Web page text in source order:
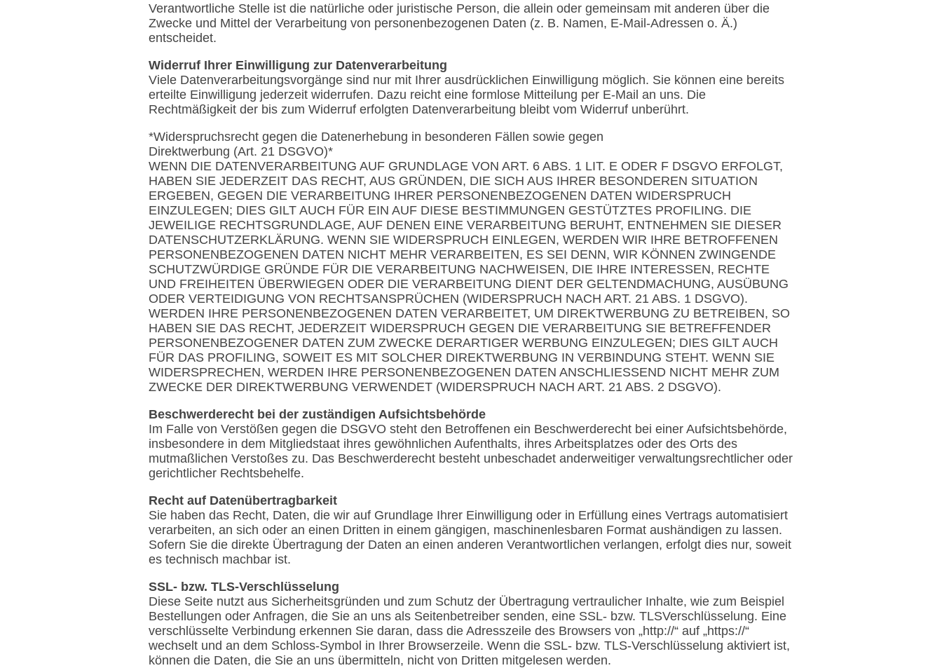
Verantwortliche Stelle ist die natürliche oder juristische Person, die allein oder gemeinsam mit anderen über die
Zwecke und Mittel der Verarbeitung von personenbezogenen Daten (z. B. Namen, E-Mail-Adressen o. Ä.)
entscheidet.
Widerruf Ihrer Einwilligung zur Datenverarbeitung
Viele Datenverarbeitungsvorgänge sind nur mit Ihrer ausdrücklichen Einwilligung möglich. Sie können eine bereits
erteilte Einwilligung jederzeit widerrufen. Dazu reicht eine formlose Mitteilung per E-Mail an uns. Die
Rechtmäßigkeit der bis zum Widerruf erfolgten Datenverarbeitung bleibt vom Widerruf unberührt.
*Widerspruchsrecht gegen die Datenerhebung in besonderen Fällen sowie gegen
Direktwerbung (Art. 21 DSGVO)*
WENN DIE DATENVERARBEITUNG AUF GRUNDLAGE VON ART. 6 ABS. 1 LIT. E ODER F DSGVO ERFOLGT,
HABEN SIE JEDERZEIT DAS RECHT, AUS GRÜNDEN, DIE SICH AUS IHRER BESONDEREN SITUATION
ERGEBEN, GEGEN DIE VERARBEITUNG IHRER PERSONENBEZOGENEN DATEN WIDERSPRUCH
EINZULEGEN; DIES GILT AUCH FÜR EIN AUF DIESE BESTIMMUNGEN GESTÜTZTES PROFILING. DIE
JEWEILIGE RECHTSGRUNDLAGE, AUF DENEN EINE VERARBEITUNG BERUHT, ENTNEHMEN SIE DIESER
DATENSCHUTZERKLÄRUNG. WENN SIE WIDERSPRUCH EINLEGEN, WERDEN WIR IHRE BETROFFENEN
PERSONENBEZOGENEN DATEN NICHT MEHR VERARBEITEN, ES SEI DENN, WIR KÖNNEN ZWINGENDE
SCHUTZWÜRDIGE GRÜNDE FÜR DIE VERARBEITUNG NACHWEISEN, DIE IHRE INTERESSEN, RECHTE
UND FREIHEITEN ÜBERWIEGEN ODER DIE VERARBEITUNG DIENT DER GELTENDMACHUNG, AUSÜBUNG
ODER VERTEIDIGUNG VON RECHTSANSPRÜCHEN (WIDERSPRUCH NACH ART. 21 ABS. 1 DSGVO).
WERDEN IHRE PERSONENBEZOGENEN DATEN VERARBEITET, UM DIREKTWERBUNG ZU BETREIBEN, SO
HABEN SIE DAS RECHT, JEDERZEIT WIDERSPRUCH GEGEN DIE VERARBEITUNG SIE BETREFFENDER
PERSONENBEZOGENER DATEN ZUM ZWECKE DERARTIGER WERBUNG EINZULEGEN; DIES GILT AUCH
FÜR DAS PROFILING, SOWEIT ES MIT SOLCHER DIREKTWERBUNG IN VERBINDUNG STEHT. WENN SIE
WIDERSPRECHEN, WERDEN IHRE PERSONENBEZOGENEN DATEN ANSCHLIESSEND NICHT MEHR ZUM
ZWECKE DER DIREKTWERBUNG VERWENDET (WIDERSPRUCH NACH ART. 21 ABS. 2 DSGVO).
Beschwerderecht bei der zuständigen Aufsichtsbehörde
Im Falle von Verstößen gegen die DSGVO steht den Betroffenen ein Beschwerderecht bei einer Aufsichtsbehörde,
insbesondere in dem Mitgliedstaat ihres gewöhnlichen Aufenthalts, ihres Arbeitsplatzes oder des Orts des
mutmaßlichen Verstoßes zu. Das Beschwerderecht besteht unbeschadet anderweitiger verwaltungsrechtlicher oder
gerichtlicher Rechtsbehelfe.
Recht auf Datenübertragbarkeit
Sie haben das Recht, Daten, die wir auf Grundlage Ihrer Einwilligung oder in Erfüllung eines Vertrags automatisiert
verarbeiten, an sich oder an einen Dritten in einem gängigen, maschinenlesbaren Format aushändigen zu lassen.
Sofern Sie die direkte Übertragung der Daten an einen anderen Verantwortlichen verlangen, erfolgt dies nur, soweit
es technisch machbar ist.
SSL- bzw. TLS-Verschlüsselung
Diese Seite nutzt aus Sicherheitsgründen und zum Schutz der Übertragung vertraulicher Inhalte, wie zum Beispiel
Bestellungen oder Anfragen, die Sie an uns als Seitenbetreiber senden, eine SSL- bzw. TLSVerschlüsselung. Eine
verschlüsselte Verbindung erkennen Sie daran, dass die Adresszeile des Browsers von „http://“ auf „https://“
wechselt und an dem Schloss-Symbol in Ihrer Browserzeile. Wenn die SSL- bzw. TLS-Verschlüsselung aktiviert ist,
können die Daten, die Sie an uns übermitteln, nicht von Dritten mitgelesen werden.